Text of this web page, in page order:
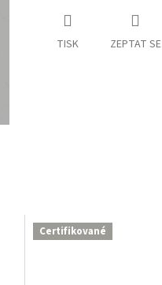
TISK ZEPTAT SE
Certifikované